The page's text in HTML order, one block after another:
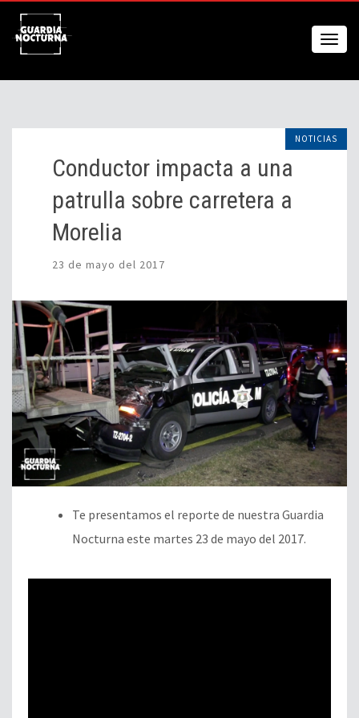
NOTICIAS
Conductor impacta a una
patrulla sobre carretera a
Morelia
23 de mayo del 2017
Te presentamos el reporte de nuestra Guardia
Nocturna este martes 23 de mayo del 2017.